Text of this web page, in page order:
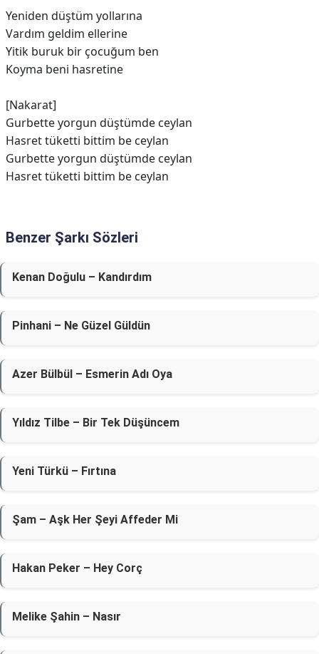
Yeniden düştüm yollarına
Vardım geldim ellerine
Yitik buruk bir çocuğum ben
Koyma beni hasretine
[Nakarat]
Gurbette yorgun düştümde ceylan
Hasret tüketti bittim be ceylan
Gurbette yorgun düştümde ceylan
Hasret tüketti bittim be ceylan
Benzer Şarkı Sözleri
Kenan Doğulu – Kandırdım
Pinhani – Ne Güzel Güldün
Azer Bülbül – Esmerin Adı Oya
Yıldız Tilbe – Bir Tek Düşüncem
Yeni Türkü – Fırtına
Şam – Aşk Her Şeyi Affeder Mi
Hakan Peker – Hey Corç
Melike Şahin – Nasır